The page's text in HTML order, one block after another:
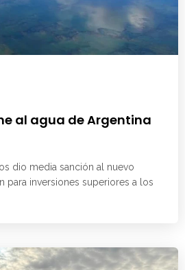
al agua de Argentina
dio media sanción al nuevo
para inversiones superiores a los